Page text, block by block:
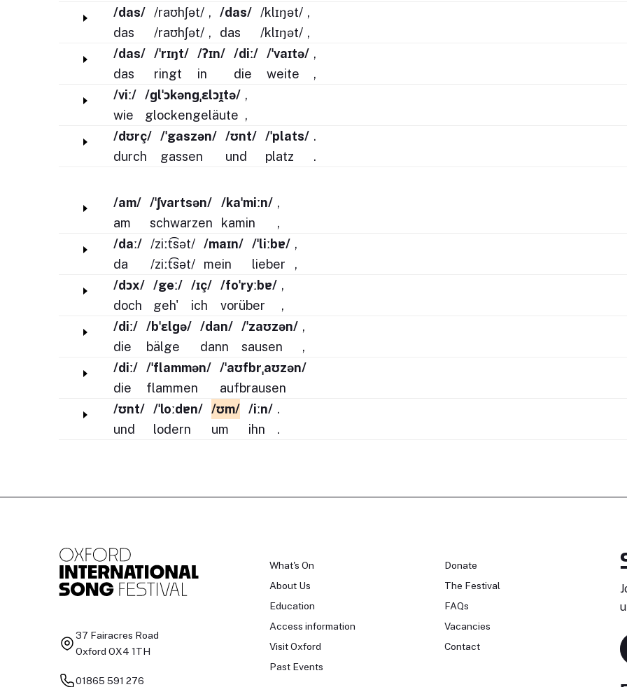
/das/
das
/raʊhʃət/
/raʊhʃət/
,
,
/das/
das
/klɪŋət/
/klɪŋət/
,
,
/das/
das
/ˈrɪŋt/
ringt
/ʔɪn/
in
/diː/
die
/ˈvaɪtə/
weite
,
,
/viː/
wie
/ɡlˈɔkənɡˌɛlɔɪ̯tə/
glockengeläute
,
,
/dʊrç/
durch
/ˈgaszən/
gassen
/ʊnt/
und
/ˈplats/
platz
.
.
/am/
am
/ˈʃvartsən/
schwarzen
/kaˈmiːn/
kamin
,
,
/daː/
da
/ziːt͡sət/
/ziːt͡sət/
/maɪn/
mein
/ˈliːbɐ/
lieber
,
,
/dɔx/
doch
/geː/
geh'
/ɪç/
ich
/foˈryːbɐ/
vorüber
,
,
/diː/
die
/bˈɛlɡə/
bälge
/dan/
dann
/ˈzaʊzən/
sausen
,
,
/diː/
die
/ˈflammən/
flammen
/ˈaʊfbrˌaʊzən/
aufbrausen
/ʊnt/
und
/ˈloːdɐn/
lodern
/ʊm/
um
/iːn/
ihn
.
.
37 Fairacres Road
Oxford OX4 1TH
01865 591 276
What's On
About Us
Education
Access information
Visit Oxford
Past Events
Donate
The Festival
FAQs
Vacancies
Contact